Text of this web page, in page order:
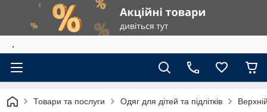
.
Товари та послуги Одяг для дітей та підлітків